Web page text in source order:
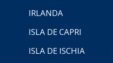
IRLANDA
ISLA DE CAPRI
ISLA DE ISCHIA